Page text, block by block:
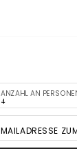
ANZAHL AN
MAILADRESSE